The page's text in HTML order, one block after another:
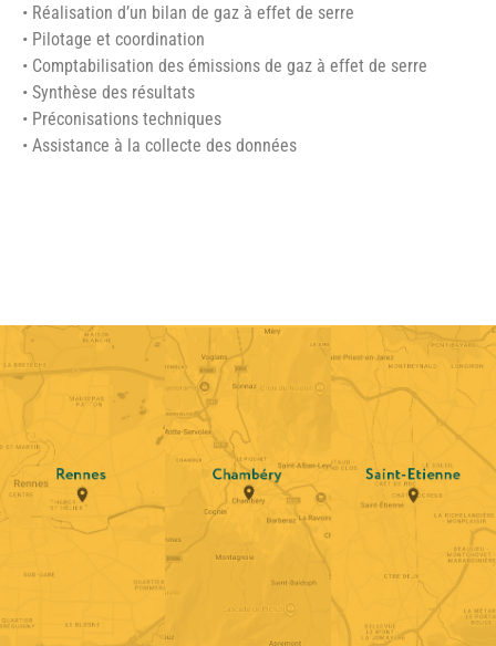
• Réalisation d’un bilan de gaz à effet de serre
• Pilotage et coordination
• Comptabilisation des émissions de gaz à effet de serre
• Synthèse des résultats
• Préconisations techniques
• Assistance à la collecte des données